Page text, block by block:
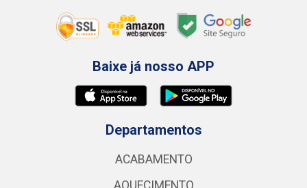
Baixe já nosso APP
Departamentos
ACABAMENTO
AQUECIMENTO